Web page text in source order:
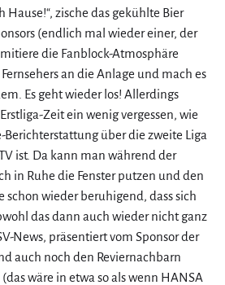
zische das gekühlte Bier
(endlich mal wieder einer, der
die Fanblock-Atmosphäre
an die Anlage und mach es
Es geht wieder los! Allerdings
Zeit ein wenig vergessen, wie
Berichterstattung über die zweite Liga
ist. Da kann man während der
in Ruhe die Fenster putzen und den
schon wieder beruhigend, dass sich
das dann auch wieder nicht ganz
News, präsentiert vom Sponsor der
auch noch den Reviernachbarn
wäre in etwa so als wenn HANSA